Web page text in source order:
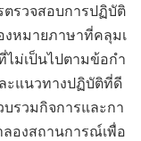
ตรวจสอบการปฏิบัติ
งหมายภาษาที่คลุมเ
ม่เป็นไปตามข้อกำ
ะแนวทางปฏิบัติที่ดี
รวมกิจการและกา
องสถานการณ์เพื่อ